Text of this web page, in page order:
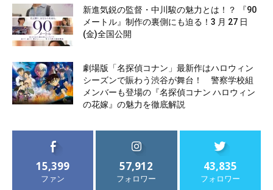
新進気鋭の監督・中川駿の魅力とは！？ 『90
メートル』制作の裏側にも迫る！3 月 27 日
(金)全国公開
劇場版「名探偵コナン」最新作はハロウィン
シーズンで賑わう渋谷が舞台！ 警察学校組
メンバーも登場の『名探偵コナン ハロウィン
の花嫁』の魅力を徹底解説
15,399
ファン
57,912
フォロワー
43,835
フォロワー